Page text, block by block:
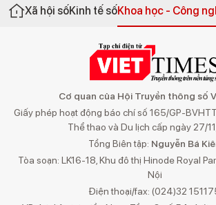
Xã hội sốKinh tế sốKhoa học - Công
Cơ quan của Hội Truyền thông số
Giấy phép hoạt động báo chí số 165/GP-
Thể thao và Du lịch cấp ngày 27/
Tổng Biên tập: Nguyễn Bá
Tòa soạn: LK16-18, Khu đô thị Hinode Royal
Nội
Điện thoại/fax: (024)32